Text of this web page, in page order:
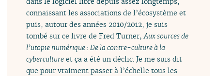
connaissant les associations de l’écosystème et
puis, autour des années 2010/2012, je suis
tombé sur ce livre de Fred Turner,Aux sources de
l’utopie numérique : De la contre-culture à la
cyberculture et ça a été un déclic. Je me suis dit
que pour vraiment passer à l’échelle tous les